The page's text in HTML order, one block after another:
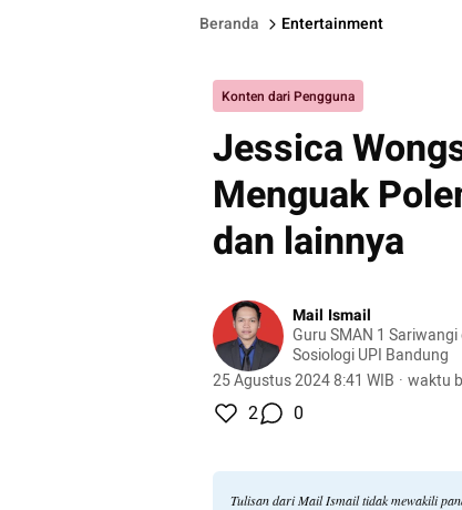
Beranda Entertainment
Konten dari Pengguna
Jessica
Menguak
dan lainnya
Mail Ismail
Guru SMAN 1
Sosiologi UPI Bandung
25 Agustus 2024 8:41 WIB · waktu
2 0
Tulisan dari Mail Ismail tidak mewakili